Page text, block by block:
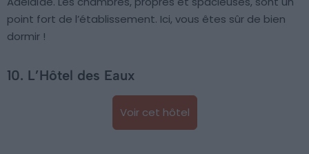
point fort de l’établissement. Ici, vous êtes sûr de bien
dormir !
10. L’Hôtel des Eaux
Voir cet hôtel